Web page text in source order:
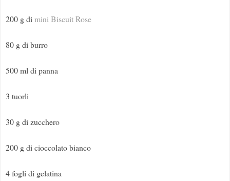
200 g dimini Biscuit Rose
80 g di burro
500 ml di panna
3 tuorli
30 g di zucchero
200 g di cioccolato bianco
4 fogli di gelatina